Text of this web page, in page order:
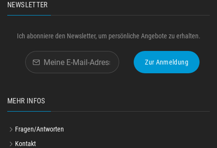
NEWSLETTER
Ich abonniere den Newsletter, um persönliche Angebote zu erhalten.
Zur Anmeldung
MEHR INFOS
Fragen/Antworten
Kontakt